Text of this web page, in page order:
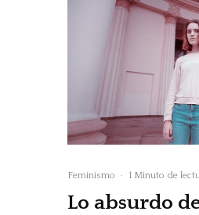
Feminismo · 1 Minuto de
Lo absurdo